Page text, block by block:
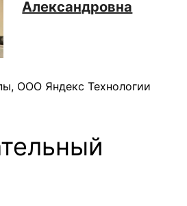
Александровна
ООО Яндекс Технологии